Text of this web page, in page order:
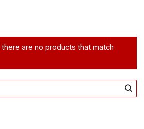
are no products that match